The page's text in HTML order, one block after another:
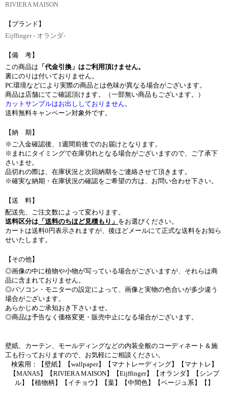
RIVIERA MAISON
【ブランド】
Eijffinger - オランダ-
【備 考】
この商品は 「代金引換」はご利用頂けません。
裏にのりは付いておりません。
PC環境などにより実際の商品とは色味が異なる場合がございます。
商品は店舗にてご確認頂けます。（一部無い商品もございます。）
カットサンプルはお出ししておりません。
送料無料キャンペーン対象外です。
【納 期】
※ご入金確認後、1週間前後でのお届けとなります。
※まれにタイミングで在庫切れとなる場合がございますので、ご了承下
さいませ。
品切れの際は、在庫状況と次回納期をご連絡させて頂きます。
※確実な納期・在庫状況の確認をご希望の方は、お問い合わせ下さい。
【送 料】
配送先、ご注文数によって変わります。
送料区分は 「送料のちほど見積もり」 をお選びください。
カートは送料0円表示されますが、後ほどメールにて正式な送料をお知ら
せいたします。
【その他】
◎画像の中に植物や小物が写っている場合がございますが、それらは商
品に含まれておりません。
◎パソコン・モニターの設定によって、画像と実物の色合いが多少違う
場合がございます。
あらかじめご承知おき下さいませ。
◎商品は予告なく価格変更・販売中止になる場合がございます。
壁紙、カーテン、モールディングなどの内装全般のコーディネート＆施
工も行っておりますので、お気軽にご相談ください。
検索用：【壁紙】【wallpaper】【マナトレーディング】【マナトレ】
【MANAS】【RIVIERA MAISON】【Eijffinger】【オランダ】【シンプ
ル】【植物柄】【イチョウ】【葉】【中間色】【ベージュ系】【】